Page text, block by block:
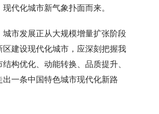
代化城市新气象扑面而来。
市发展正从大规模增量扩张阶段
建设现代化城市，应深刻把握我
构优化、动能转换、品质提升、
一条中国特色城市现代化新路